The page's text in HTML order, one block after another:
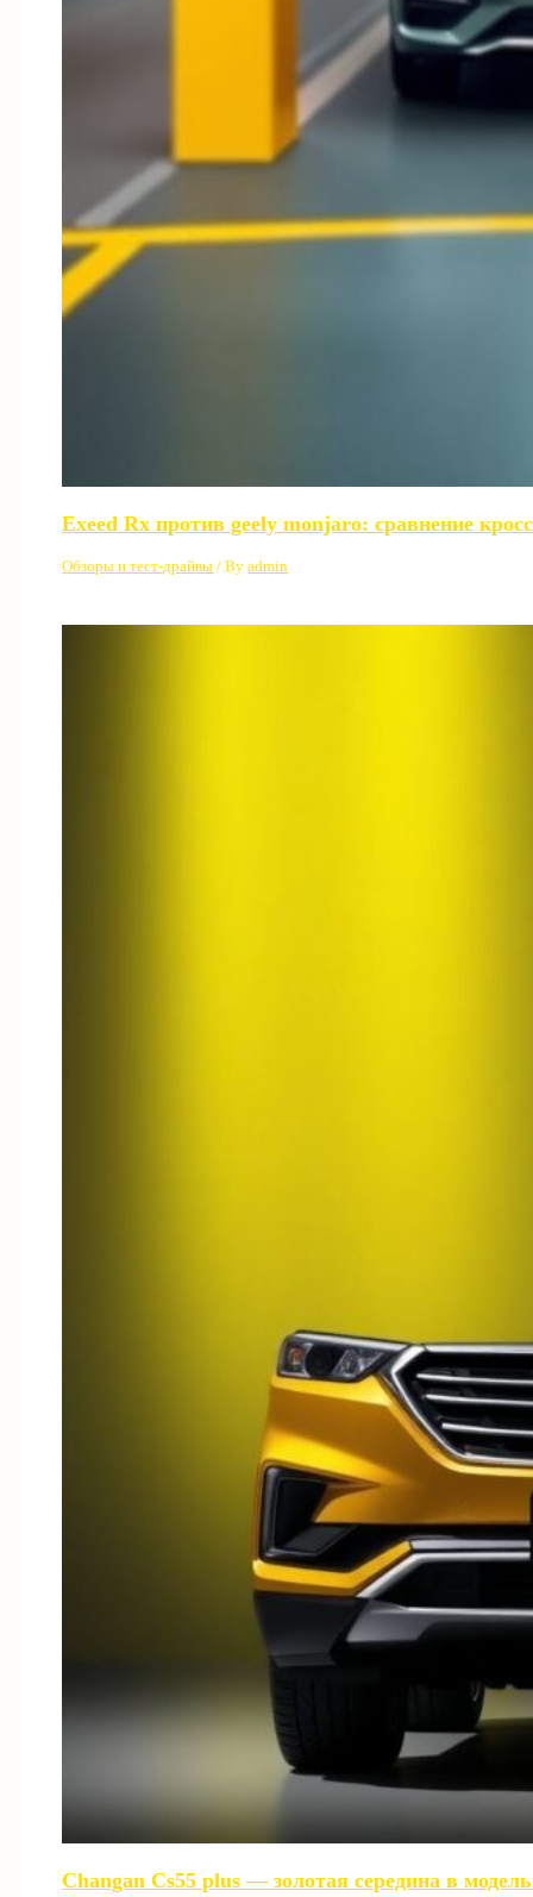
Exeed Rx против geely monjaro: сравнение
Обзоры и тест-драйвы / Byadmin
Changan Cs55 plus — золотая середина в